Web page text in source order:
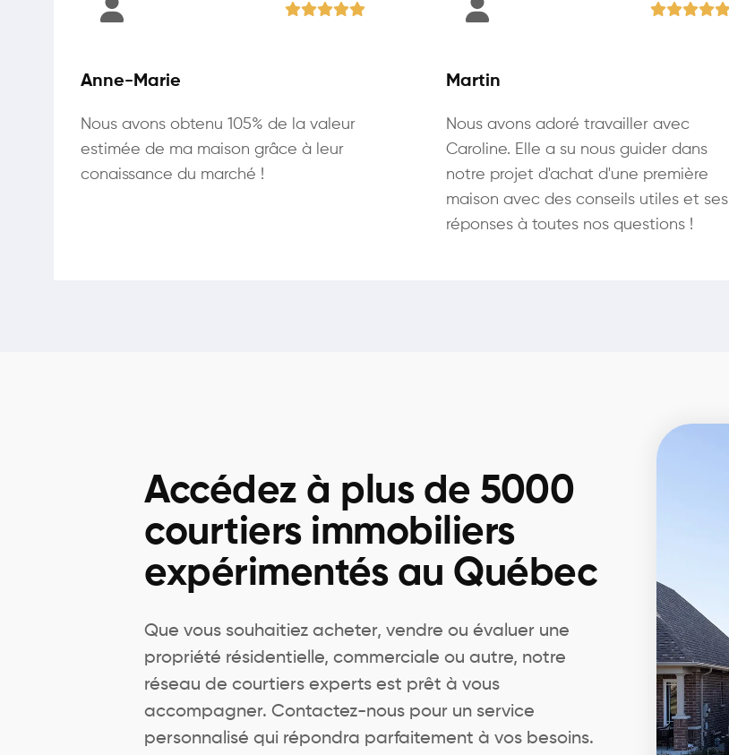
Anne-Marie
Nous avons obtenu 105% de la valeur
estimée de ma maison grâce à leur
conaissance du marché !
Martin
Nous avons adoré travailler avec
Caroline. Elle a su nous guider dans
notre projet d'achat d'une première
maison avec des conseils utiles et ses
réponses à toutes nos questions !
Accédez à plus de 5000
courtiers immobiliers
expérimentés au Québec
Que vous souhaitiez acheter, vendre ou évaluer une
propriété résidentielle, commerciale ou autre, notre
réseau de courtiers experts est prêt à vous
accompagner. Contactez-nous pour un service
personnalisé qui répondra parfaitement à vos besoins.